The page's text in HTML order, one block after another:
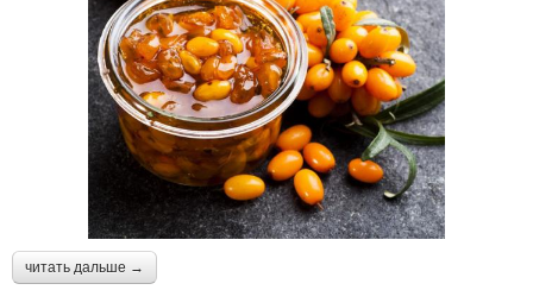
читать дальше →